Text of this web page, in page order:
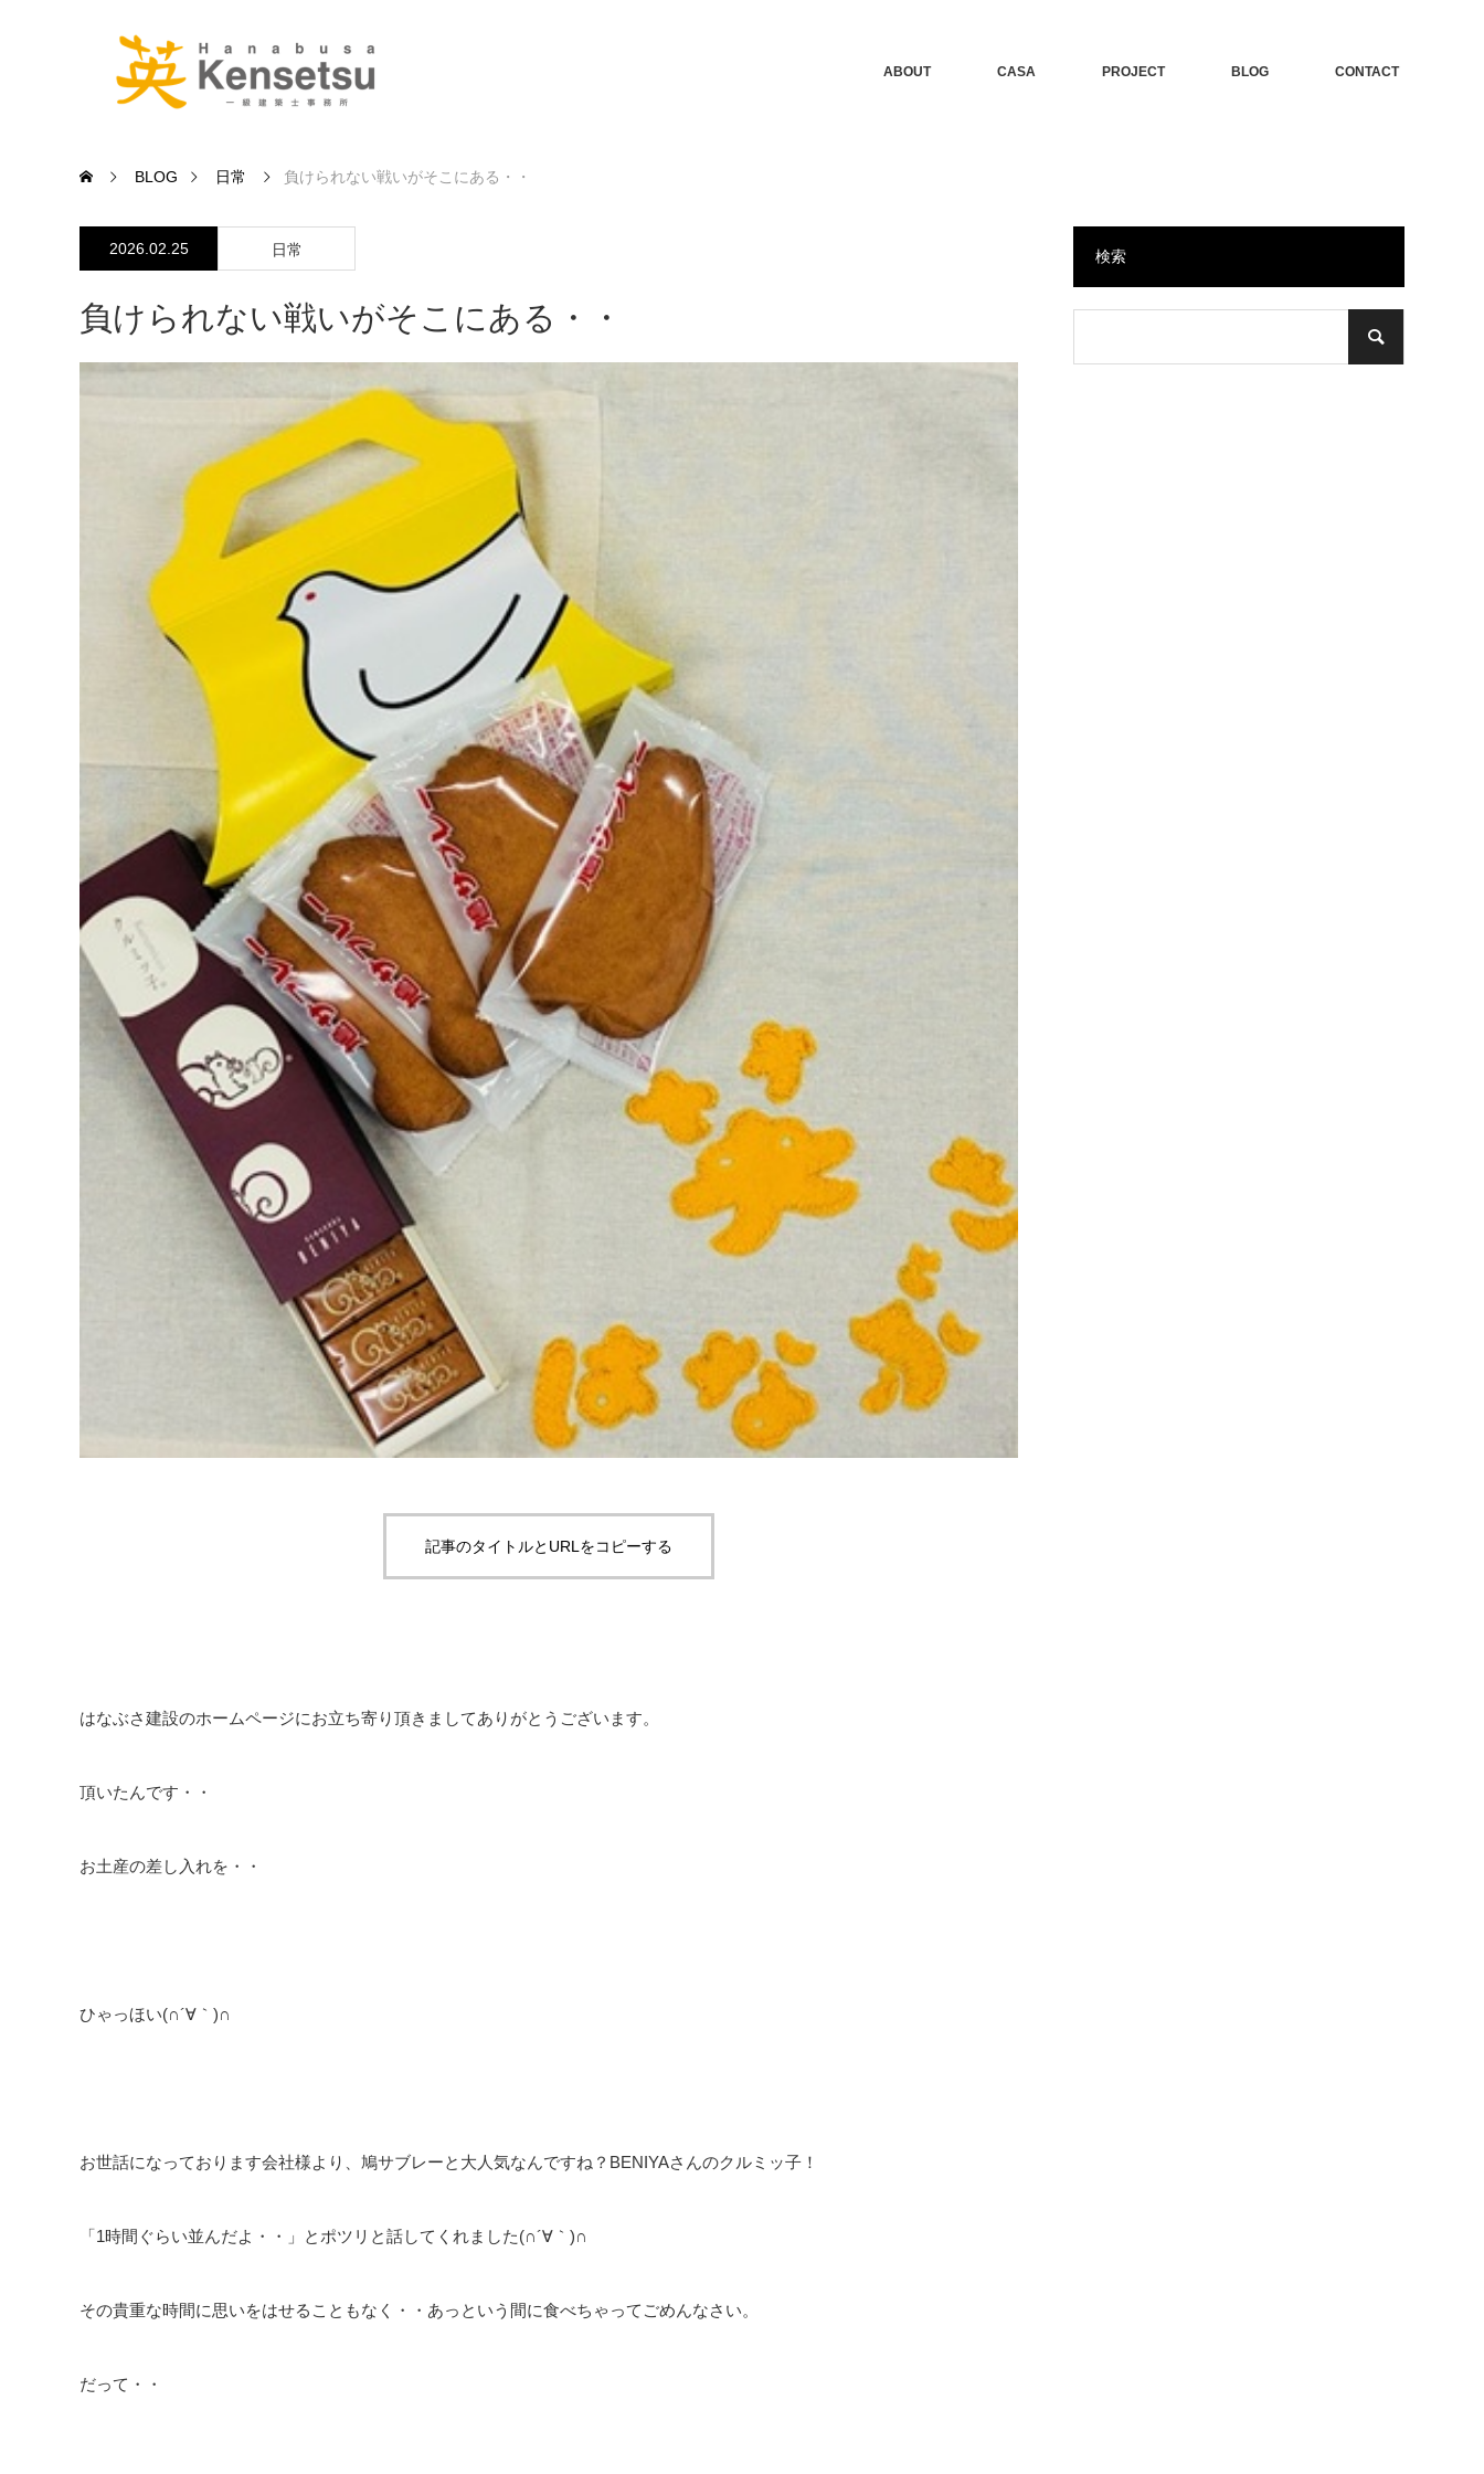
ABOUT CASA PROJECT BLOG CONTACT
BLOG 日常 負けられない戦いがそこにある・・
2026.02.25 日常
負けられない戦いがそこにある・・
記事のタイトルとURLをコピーする
はなぶさ建設のホームページにお立ち寄り頂きましてありがとうございます。
頂いたんです・・
お土産の差し入れを・・
ひゃっほい(∩´∀｀)∩
お世話になっております会社様より、鳩サブレーと大人気なんですね？BENIYAさんのクルミッ子！
「1時間ぐらい並んだよ・・」とポツリと話してくれました(∩´∀｀)∩
その貴重な時間に思いをはせることもなく・・あっという間に食べちゃってごめんなさい。
だって・・
検索